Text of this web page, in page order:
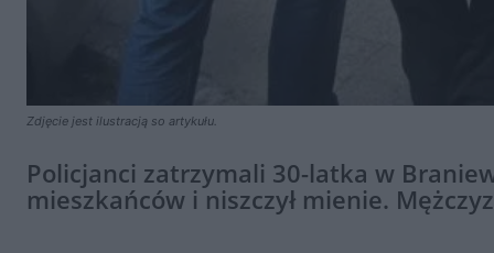
Zdjęcie jest ilustracją so artykułu.
Policjanci zatrzymali 30-latka w
mieszkańców i niszczył mienie.